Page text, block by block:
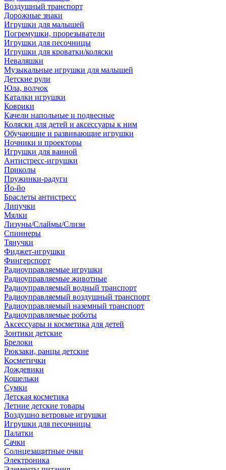
Воздушный транспорт
Дорожные знаки
Игрушки для малышей
Погремушки, прорезыватели
Игрушки для песочницы
Игрушки для кроватки/коляски
Неваляшки
Музыкальные игрушки для малышей
Детские рули
Юла, волчок
Каталки игрушки
Коврики
Качели напольные и подвесные
Коляски для детей и аксессуары к ним
Обучающие и развивающие игрушки
Ночники и проекторы
Игрушки для ванной
Антистресс-игрушки
Приколы
Пружинки-радуги
Йо-йо
Браслеты антистресс
Липучки
Мялки
Лизуны/Слаймы/Слизи
Спиннеры
Тянучки
Фиджет-игрушки
Фингерспорт
Радиоуправляемые игрушки
Радиоуправляемые животные
Радиоуправляемый водный транспорт
Радиоуправляемый воздушный транспорт
Радиоуправляемый наземный транспорт
Радиоуправляемые роботы
Аксессуары и косметика для детей
Зонтики детские
Брелоки
Рюкзаки, ранцы детские
Косметички
Дождевики
Кошельки
Сумки
Детская косметика
Летние детские товары
Воздушно ветровые игрушки
Игрушки для песочницы
Палатки
Сачки
Солнцезащитные очки
Электроника